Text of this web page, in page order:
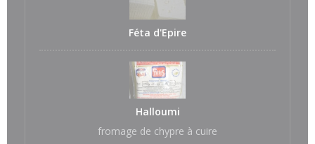
Féta d'Epire
Halloumi
fromage de chypre à cuire